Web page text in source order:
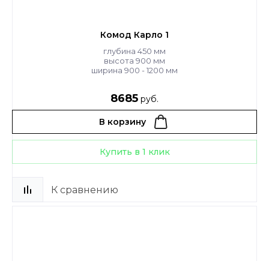
Комод Карло 1
глубина 450 мм
высота 900 мм
ширина 900 - 1200 мм
8685 руб.
В корзину
Купить в 1 клик
К сравнению